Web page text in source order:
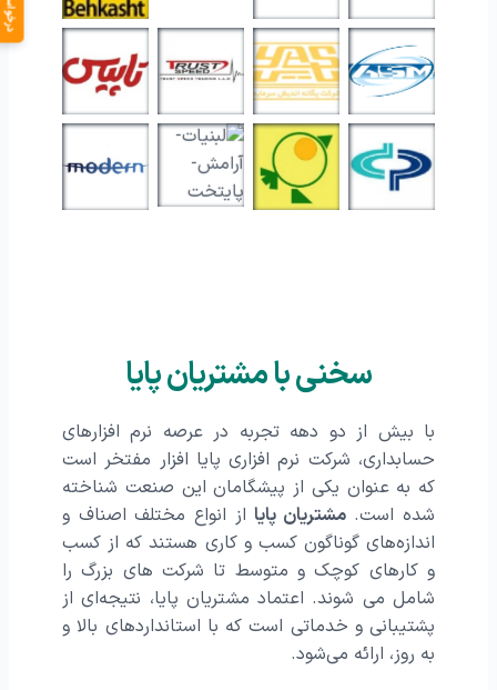
سخنی با مشتریان پایا
با بیش از دو دهه تجربه در عرصه نرم‌ افزارهای
حسابداری، شرکت نرم افزاری پایا افزار مفتخر است
که به عنوان یکی از پیشگامان این صنعت شناخته
شده است.مشتریان پایااز انواع مختلف اصناف و
اندازه‌های گوناگون کسب‌ و کاری هستند که از کسب‌
و کارهای کوچک و متوسط تا شرکت‌ های بزرگ را
شامل می شوند. اعتماد مشتریان پایا، نتیجه‌ای از
پشتیبانی و خدماتی است که با استانداردهای بالا و
به‌ روز، ارائه می‌شود.